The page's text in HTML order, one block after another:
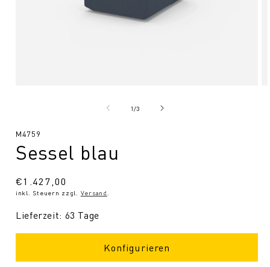
1/von
3
SKU:
M4759
Sessel blau
Normaler
Preis
€1.427,00
inkl. Steuern zzgl. Versand
Lieferzeit: 63 Tage
Konfigurieren